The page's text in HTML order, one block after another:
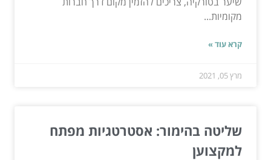
מקומיות...
קרא עוד »
מרץ 05, 2021
שליטה בהימור: אסטרטגיות מפתח
למקצוען